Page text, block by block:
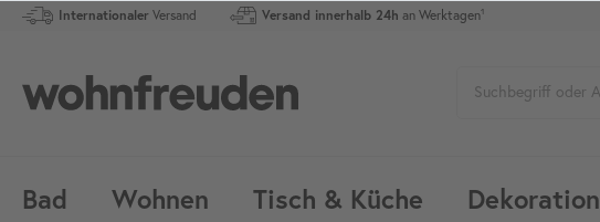
Internationaler Versand Versand innerhalb 24h an Werktagen¹
Bad Wohnen Tisch & Küche Dekoration